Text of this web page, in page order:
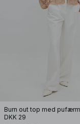
Burn out top med
DKK 29